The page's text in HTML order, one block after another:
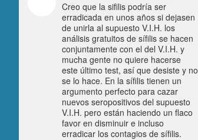
Creo que la sifilis podría ser
erradicada en unos años si dejasen
de unirla al supuesto V.I.H. los
análisis gratuitos de sífilis se hacen
conjuntamente con el del V.I.H. y
mucha gente no quiere hacerse
este último test, así que desiste y no
se lo hace. En la sífilis tienen un
argumento perfecto para cazar
nuevos seropositivos del supuesto
V.I.H. pero están haciendo un flaco
favor en disminuir e incluso
erradicar los contagios de sífilis.